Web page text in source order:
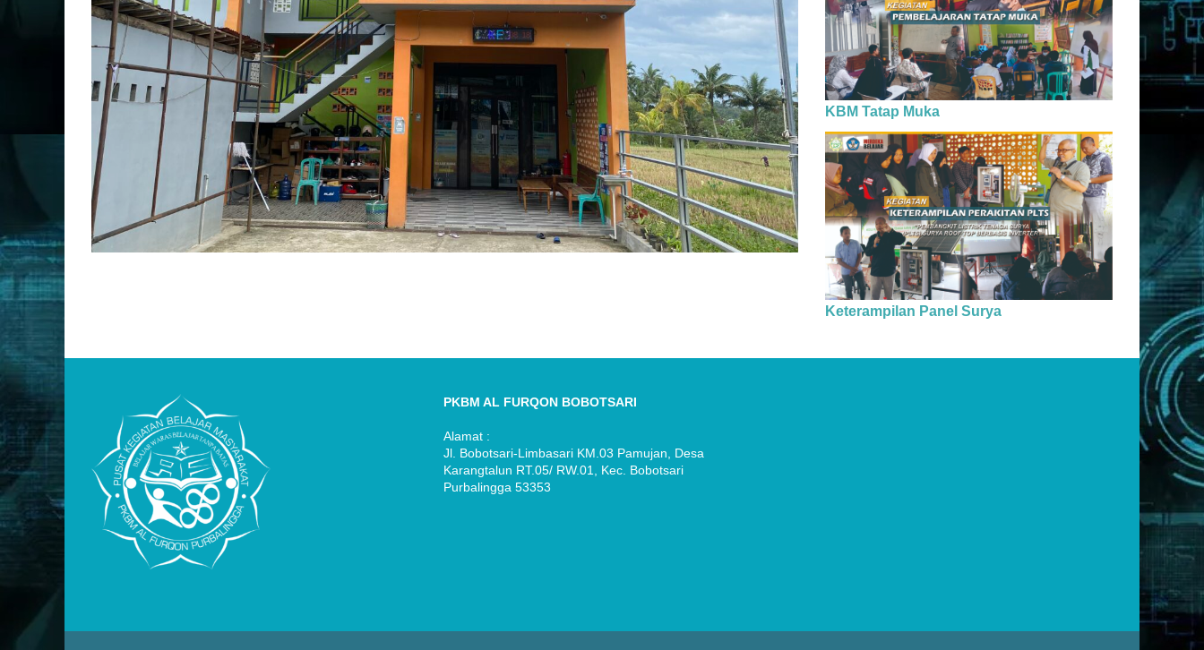
KBM Tatap Muka
Keterampilan Panel Surya
PKBM AL FURQON BOBOTSARI
Alamat :
Jl. Bobotsari-Limbasari KM.03 Pamujan, Desa
Karangtalun RT.05/ RW.01, Kec. Bobotsari
Purbalingga 53353